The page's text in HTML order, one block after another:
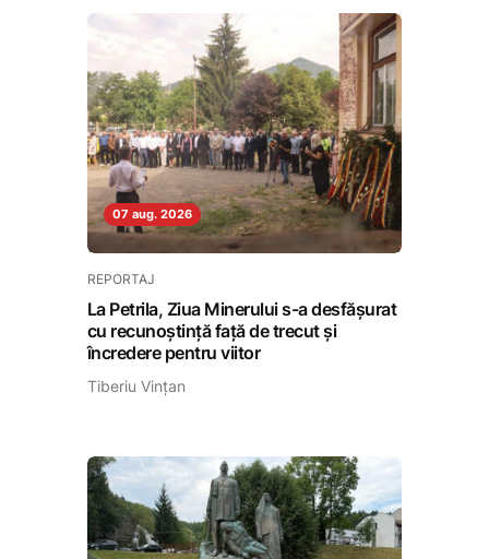
07 aug. 2026
REPORTAJ
La Petrila, Ziua Minerului s-a desfășurat
cu recunoștință față de trecut și
încredere pentru viitor
Tiberiu Vințan